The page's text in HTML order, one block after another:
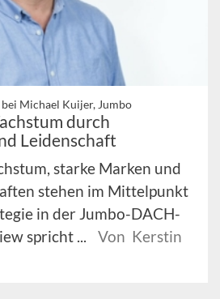
Michael Kuijer, Jumbo
durch
Leidenschaft
starke Marken und
stehen im Mittelpunkt
in der Jumbo-DACH-
spricht ...
Von Kerstin